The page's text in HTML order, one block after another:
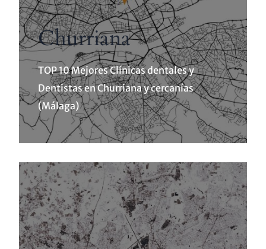
Churriana
TOP 10 Mejores Clínicas dentales y
Dentistas en Churriana y cercanías
(Málaga)